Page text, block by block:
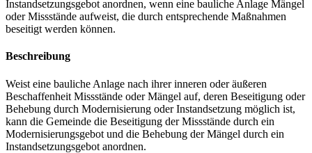
Instandsetzungsgebot anordnen, wenn eine bauliche Anlage Mängel
oder Missstände aufweist, die durch entsprechende Maßnahmen
beseitigt werden können.
Beschreibung
Weist eine bauliche Anlage nach ihrer inneren oder äußeren
Beschaffenheit Missstände oder Mängel auf, deren Beseitigung oder
Behebung durch Modernisierung oder Instandsetzung möglich ist,
kann die Gemeinde die Beseitigung der Missstände durch ein
Modernisierungsgebot und die Behebung der Mängel durch ein
Instandsetzungsgebot anordnen.